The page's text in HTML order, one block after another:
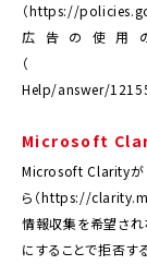
（https://
広告の使用
（https://
Help/answer/
Microsoft
Microsoft Clarityが
ら（https://
情報収集を希望さ
にすることで拒否す